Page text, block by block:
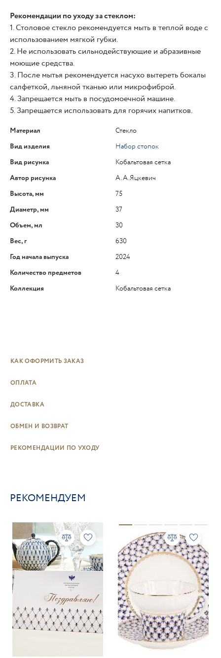
Рекомендации по уходу за стеклом:
1. Столовое стекло рекомендуется мыть в теплой воде с
использованием мягкой губки.
2. Не использовать сильнодействующие и абразивные
моющие средства.
3. После мытья рекомендуется насухо вытереть бокалы
салфеткой, льняной тканью или микрофиброй.
4. Запрещается мыть в посудомоечной машине.
5. Запрещается использовать для горячих напитков.
Материал
Стекло
Вид изделия
Набор стопок
Вид рисунка
Кобальтовая сетка
Автор рисунка
А.А.Яцкевич
Высота, мм
75
Диаметр, мм
37
Объем, мл
30
Вес, г
630
Год начала выпуска
2024
Количество предметов
4
Коллекция
Кобальтовая сетка
КАК ОФОРМИТЬ ЗАКАЗ
ОПЛАТА
ДОСТАВКА
ОБМЕН И ВОЗВРАТ
РЕКОМЕНДАЦИИ ПО УХОДУ
РЕКОМЕНДУЕМ